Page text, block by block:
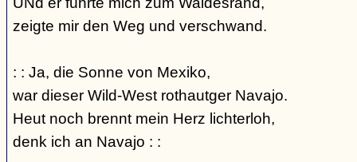
zeigte mir den Weg und verschwand.
: : Ja, die Sonne von Mexiko,
war dieser Wild-West rothautger Navajo.
Heut noch brennt mein Herz lichterloh,
denk ich an Navajo : :